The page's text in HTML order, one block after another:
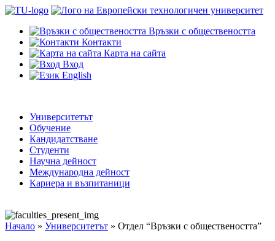
Връзки с обществеността
Контакти
Карта на сайта
Вход
English
Университетът
Обучение
Кандидатстване
Студенти
Научна дейност
Международна дейност
Кариера и възпитаници
Начало » Университетът » Отдел “Връзки с обществеността”